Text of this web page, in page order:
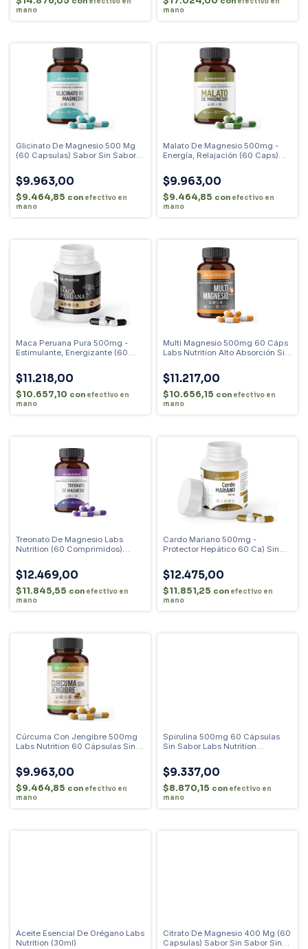
mano
mano
Glicinato De Magnesio 500 Mg
(60 Capsulas) Sabor Sin Sabor
$9.963,00
$9.464,85 con efectivo en
mano
Malato De Magnesio 500mg -
Energía, Relajación (60 Caps)
$9.963,00
$9.464,85 con efectivo en
mano
Maca Peruana Pura 500mg -
Estimulante, Energizante (60
$11.218,00
$10.657,10 con efectivo en
mano
Multi Magnesio 500mg 60 Cáps
Labs Nutrition Alto Absorción Sin
$11.217,00
$10.656,15 con efectivo en
mano
Treonato De Magnesio Labs
Nutrition (60 Comprimidos)
$12.469,00
$11.845,55 con efectivo en
mano
Cardo Mariano 500mg -
Protector Hepático 60 Ca) Sin
$12.475,00
$11.851,25 con efectivo en
mano
Cúrcuma Con Jengibre 500mg
Labs Nutrition 60 Cápsulas Sin
$9.963,00
$9.464,85 con efectivo en
mano
Spirulina 500mg 60 Cápsulas
Sin Sabor Labs Nutrition
$9.337,00
$8.870,15 con efectivo en
mano
Aceite Esencial De Orégano Labs
Nutrition (30ml)
Citrato De Magnesio 400 Mg (60
Capsulas) Sabor Sin Sabor Sin